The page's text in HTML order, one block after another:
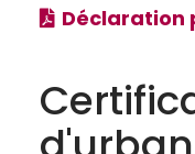
Déclaration